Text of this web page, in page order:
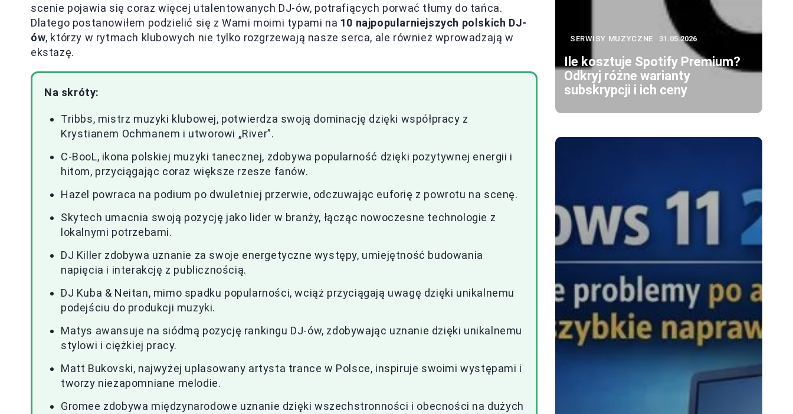
scenie pojawia się coraz więcej utalentowanych DJ-ów, potrafiących porwać tłumy do tańca.
Dlatego postanowiłem podzielić się z Wami moimi typami na 10 najpopularniejszych polskich DJ-
ów, którzy w rytmach klubowych nie tylko rozgrzewają nasze serca, ale również wprowadzają w
ekstazę.
Na skróty:
Tribbs, mistrz muzyki klubowej, potwierdza swoją dominację dzięki współpracy z
Krystianem Ochmanem i utworowi „River”.
C-BooL, ikona polskiej muzyki tanecznej, zdobywa popularność dzięki pozytywnej energii i
hitom, przyciągając coraz większe rzesze fanów.
Hazel powraca na podium po dwuletniej przerwie, odczuwając euforię z powrotu na scenę.
Skytech umacnia swoją pozycję jako lider w branży, łącząc nowoczesne technologie z
lokalnymi potrzebami.
DJ Killer zdobywa uznanie za swoje energetyczne występy, umiejętność budowania
napięcia i interakcję z publicznością.
DJ Kuba & Neitan, mimo spadku popularności, wciąż przyciągają uwagę dzięki unikalnemu
podejściu do produkcji muzyki.
Matys awansuje na siódmą pozycję rankingu DJ-ów, zdobywając uznanie dzięki unikalnemu
stylowi i ciężkiej pracy.
Matt Bukovski, najwyżej uplasowany artysta trance w Polsce, inspiruje swoimi występami i
tworzy niezapomniane melodie.
Gromee zdobywa międzynarodowe uznanie dzięki wszechstronności i obecności na dużych
SERWISY MUZYCZNE 31.05.2026
Ile kosztuje Spotify Premium?
Odkryj różne warianty
subskrypcji i ich ceny